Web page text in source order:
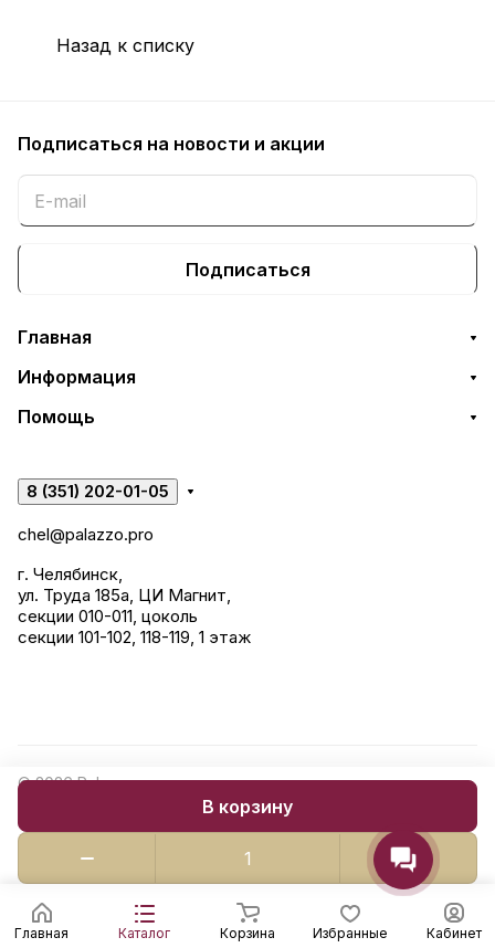
В корзину
Назад к списку
Главная Каталог Корзина Избранные Кабинет
Подписаться на новости и акции
Подписаться
Главная
Информация
Помощь
8 (351) 202-01-05
chel@palazzo.pro
г. Челябинск,
ул. Труда 185а, ЦИ Магнит,
секции 010-011, цоколь
секции 101-102, 118-119, 1 этаж
© 2026 Palazzo: керамогранит, сантехника, строительные